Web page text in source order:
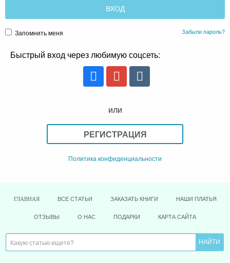
Запомнить меня Забыли пароль?
Быстрый вход через любимую соцсеть:
или
РЕГИСТРАЦИЯ
Политика конфиденциальности
ГЛАВНАЯ ВСЕ СТАТЬИ ЗАКАЗАТЬ КНИГИ НАШИ ПЛАТЬЯ
ОТЗЫВЫ О НАС ПОДАРКИ КАРТА САЙТА